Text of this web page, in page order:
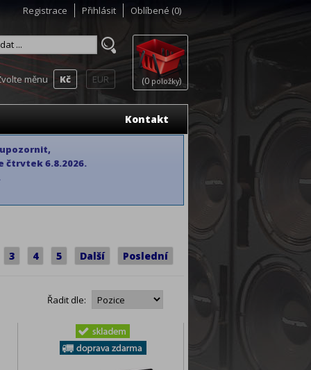
Registrace Přihlásit
(0 položky)
Oblíbené (0)
Kontakt
měnu Kč EUR
čtrvtek 6.8.2026.
3 4 5 Další Poslední
Řadit dle: